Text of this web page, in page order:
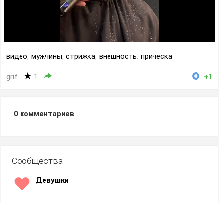
видео, мужчины, стрижка, внешность, прическа
grif 1 +1
0 комментариев
Сообщества
Девушки